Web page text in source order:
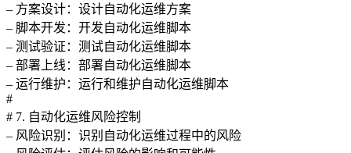
– 方案设计：设计自动化运维方案
– 脚本开发：开发自动化运维脚本
– 测试验证：测试自动化运维脚本
– 部署上线：部署自动化运维脚本
– 运行维护：运行和维护自动化运维脚本
#
# 7. 自动化运维风险控制
– 风险识别：识别自动化运维过程中的风险